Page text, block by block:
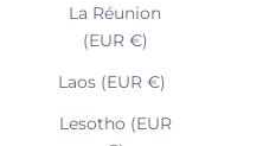
La Réunion
(EUR €)
Laos (EUR €)
Lesotho (EUR